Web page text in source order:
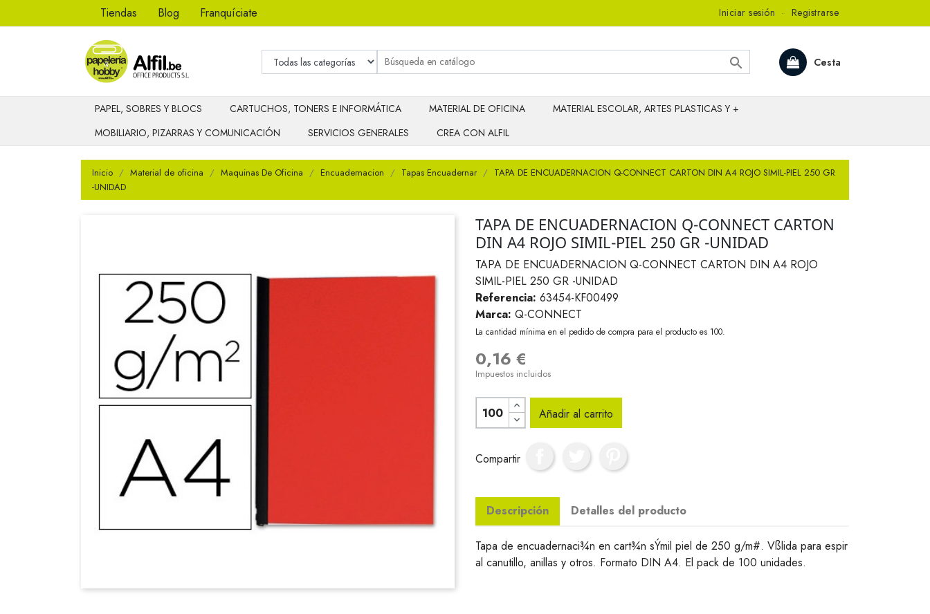
Tiendas Blog Franquíciate Iniciar sesión · Registrarse
Cesta

PAPEL, SOBRES Y BLOCS CARTUCHOS, TONERS E INFORMÁTICA MATERIAL DE OFICINA
MATERIAL ESCOLAR, ARTES PLASTICAS Y +
MOBILIARIO, PIZARRAS Y COMUNICACIÓN
SERVICIOS GENERALES CREA CON ALFIL
Inicio Material de oficina Maquinas De Oficina Encuadernacion Tapas Encuadernar
TAPA DE ENCUADERNACION Q-CONNECT CARTON DIN A4 ROJO SIMIL-PIEL 250 GR
-UNIDAD
TAPA DE ENCUADERNACION Q-CONNECT CARTON
DIN A4 ROJO SIMIL-PIEL 250 GR -UNIDAD
TAPA DE ENCUADERNACION Q-CONNECT CARTON DIN A4 ROJO
SIMIL-PIEL 250 GR -UNIDAD
Referencia: 63454-KF00499
Marca: Q-CONNECT
La cantidad mínima en el pedido de compra para el producto es 100.
0,16 €
Impuestos incluidos
Añadir al carrito
Compartir
Descripción Detalles del producto
Tapa de encuadernaci¾n en cart¾n sÝmil piel de 250 g/m#. Vßlida para espir
al canutillo, anillas y otros. Formato DIN A4. El pack de 100 unidades.